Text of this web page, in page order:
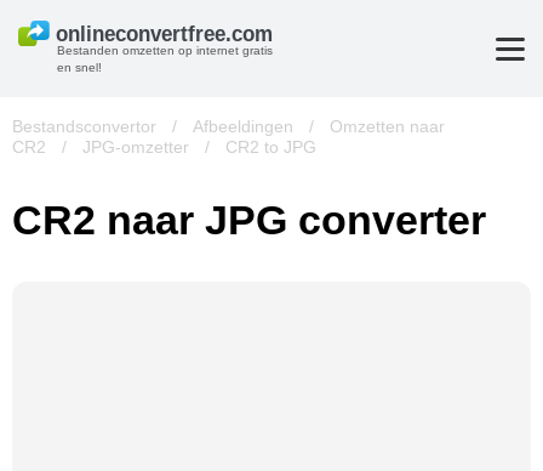
Bestanden omzetten op internet gratis
en snel!
Bestandsconvertor / Afbeeldingen /
Omzetten naar
CR2
/ JPG-omzetter / CR2 to JPG
CR2 naar JPG converter